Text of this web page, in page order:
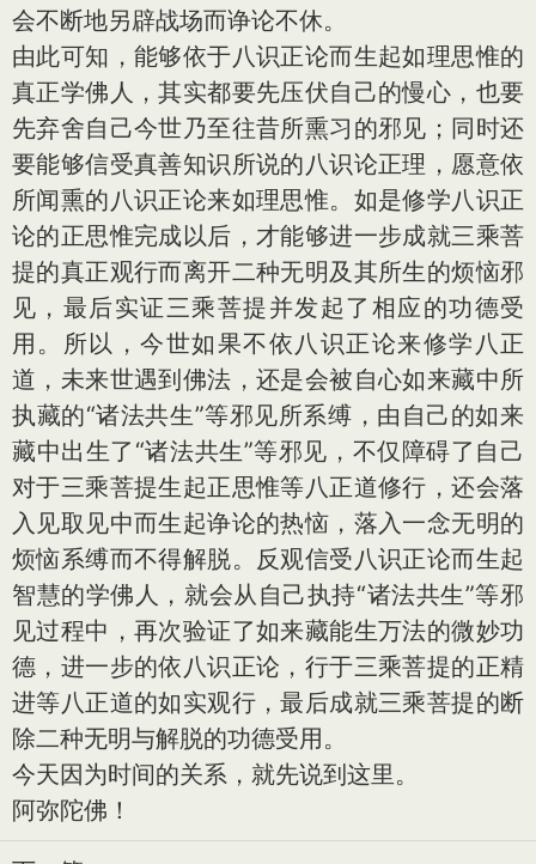
会不断地另辟战场而诤论不休。
由此可知，能够依于八识正论而生起如理思惟的
真正学佛人，其实都要先压伏自己的慢心，也要
先弃舍自己今世乃至往昔所熏习的邪见；同时还
要能够信受真善知识所说的八识论正理，愿意依
所闻熏的八识正论来如理思惟。如是修学八识正
论的正思惟完成以后，才能够进一步成就三乘菩
提的真正观行而离开二种无明及其所生的烦恼邪
见，最后实证三乘菩提并发起了相应的功德受
用。所以，今世如果不依八识正论来修学八正
道，未来世遇到佛法，还是会被自心如来藏中所
执藏的“诸法共生”等邪见所系缚，由自己的如来
藏中出生了“诸法共生”等邪见，不仅障碍了自己
对于三乘菩提生起正思惟等八正道修行，还会落
入见取见中而生起诤论的热恼，落入一念无明的
烦恼系缚而不得解脱。反观信受八识正论而生起
智慧的学佛人，就会从自己执持“诸法共生”等邪
见过程中，再次验证了如来藏能生万法的微妙功
德，进一步的依八识正论，行于三乘菩提的正精
进等八正道的如实观行，最后成就三乘菩提的断
除二种无明与解脱的功德受用。
今天因为时间的关系，就先说到这里。
阿弥陀佛！